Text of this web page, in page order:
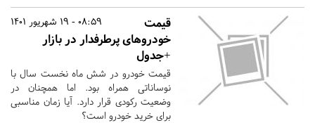
08:59 - 19 شهریور 1401
قیمت
خودروهای پرطرفدار در بازار
+جدول
قیمت خودرو در شش ماه نخست سال با
نوساناتی همراه بود. اما همچنان در
وضعیت رکودی قرار دارد. آیا زمان مناسبی
برای خرید خودرو است؟